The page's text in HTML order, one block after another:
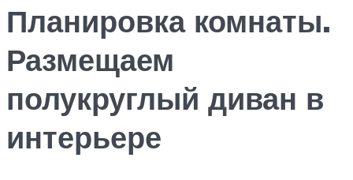
Планировка комнаты.
Размещаем
полукруглый диван в
интерьере